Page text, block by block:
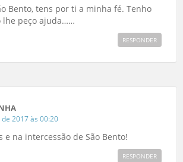
Bento, tens por ti a minha fé. Tenho
lhe peço ajuda……
RESPONDER
2017 às 00:20
e na intercessão de São Bento!
RESPONDER